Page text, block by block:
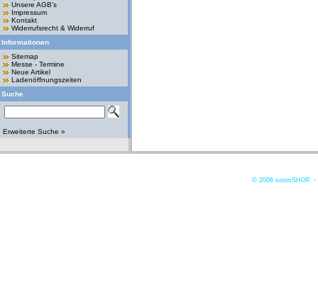
Unsere AGB's
Impressum
Kontakt
Widerrufsrecht & Widerruf
Informationen
Sitemap
Messe - Termine
Neue Artikel
Ladenöffnungszeiten
Suche
Erweiterte Suche »
© 2006 xoomSHOP. -